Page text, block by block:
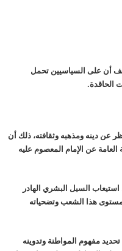
أن على السياسيين تحمل
الحاقدة.
عن دينه ومذهبه وثقافته، ذلك أن
العامة عن الإمام المعصوم عليه
استيعاب السيل البشري الهادر
هذا الشعب وتضحياته
مفهوم المواطنة وتدوينه